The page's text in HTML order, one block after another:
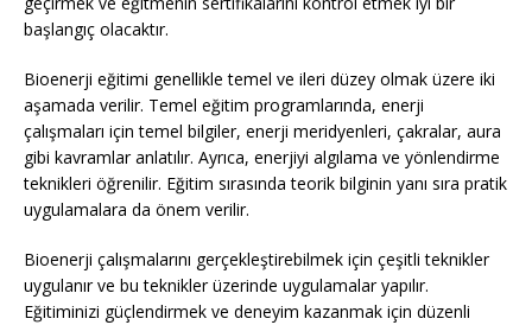
başlangıç olacaktır.
Bioenerji eğitimi genellikle temel ve ileri düzey olmak üzere iki
aşamada verilir. Temel eğitim programlarında, enerji
çalışmaları için temel bilgiler, enerji meridyenleri, çakralar, aura
gibi kavramlar anlatılır. Ayrıca, enerjiyi algılama ve yönlendirme
teknikleri öğrenilir. Eğitim sırasında teorik bilginin yanı sıra pratik
uygulamalara da önem verilir.
Bioenerji çalışmalarını gerçekleştirebilmek için çeşitli teknikler
uygulanır ve bu teknikler üzerinde uygulamalar yapılır.
Eğitiminizi güçlendirmek ve deneyim kazanmak için düzenli